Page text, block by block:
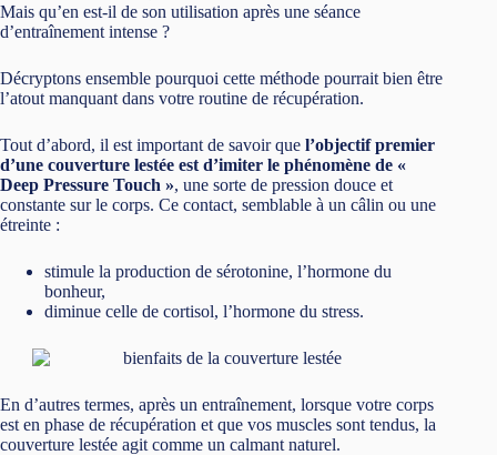
Mais qu’en est-il de son utilisation après une séance
d’entraînement intense ?
Décryptons ensemble pourquoi cette méthode pourrait bien être
l’atout manquant dans votre routine de récupération.
Tout d’abord, il est important de savoir que l’objectif premier
d’une couverture lestée est d’imiter le phénomène de «
Deep Pressure Touch », une sorte de pression douce et
constante sur le corps. Ce contact, semblable à un câlin ou une
étreinte :
stimule la production de sérotonine, l’hormone du
bonheur,
diminue celle de cortisol, l’hormone du stress.
En d’autres termes, après un entraînement, lorsque votre corps
est en phase de récupération et que vos muscles sont tendus, la
couverture lestée agit comme un calmant naturel.